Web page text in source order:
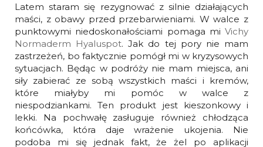
Latem staram się rezygnować z silnie działających
maści, z obawy przed przebarwieniami. W walce z
punktowymi niedoskonałościami pomaga mi Vichy
Normaderm Hyaluspot. Jak do tej pory nie mam
zastrzeżeń, bo faktycznie pomógł mi w kryzysowych
sytuacjach. Będąc w podróży nie mam miejsca, ani
siły zabierać ze sobą wszystkich maści i kremów,
które miałyby mi pomóc w walce z
niespodziankami. Ten produkt jest kieszonkowy i
lekki. Na pochwałę zasługuje również chłodząca
końcówka, która daje wrażenie ukojenia. Nie
podoba mi się jednak fakt, że żel po aplikacji